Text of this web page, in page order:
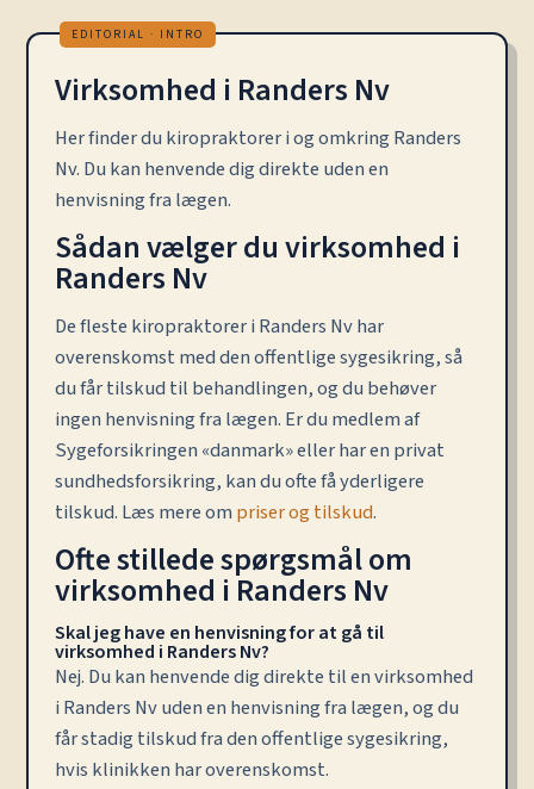
Virksomhed i Randers Nv
Her finder du kiropraktorer i og omkring Randers
Nv. Du kan henvende dig direkte uden en
henvisning fra lægen.
Sådan vælger du virksomhed i
Randers Nv
De fleste kiropraktorer i Randers Nv har
overenskomst med den offentlige sygesikring, så
du får tilskud til behandlingen, og du behøver
ingen henvisning fra lægen. Er du medlem af
Sygeforsikringen «danmark» eller har en privat
sundhedsforsikring, kan du ofte få yderligere
tilskud. Læs mere om priser og tilskud.
Ofte stillede spørgsmål om
virksomhed i Randers Nv
Skal jeg have en henvisning for at gå til
virksomhed i Randers Nv?
Nej. Du kan henvende dig direkte til en virksomhed
i Randers Nv uden en henvisning fra lægen, og du
får stadig tilskud fra den offentlige sygesikring,
hvis klinikken har overenskomst.